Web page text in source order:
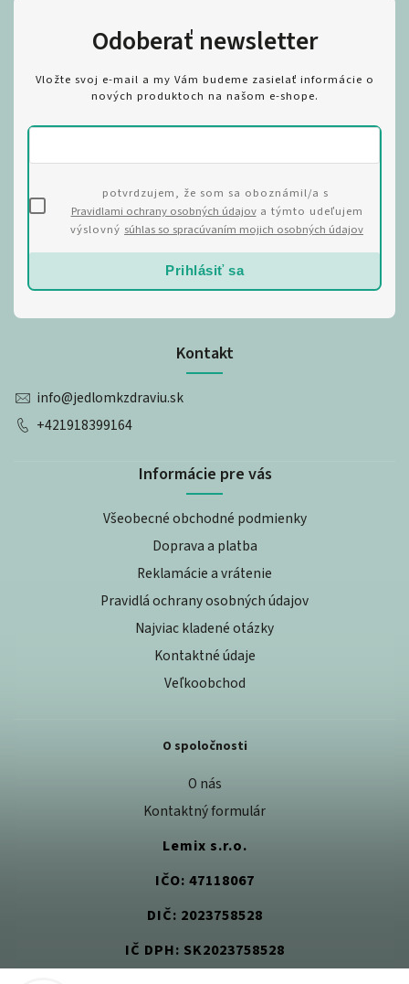
Kontakt
info@jedlomkzdraviu.sk
+421918399164
Informácie pre vás
Všeobecné obchodné podmienky
Doprava a platba
Reklamácie a vrátenie
Pravidlá ochrany osobných údajov
Najviac kladené otázky
Kontaktné údaje
Veľkoobchod
O spoločnosti
O nás
Kontaktný formulár
Lemix s.r.o.
IČO: 47118067
DIČ: 2023758528
IČ DPH: SK2023758528
Odoberať newsletter
Vložte svoj e-mail a my Vám budeme zasielať informácie o
nových produktoch na našom e-shope.
potvrdzujem, že som sa oboznámil/a s
Pravidlami ochrany osobných údajova týmto udeľujem
výslovný súhlas so spracúvaním mojich osobných údajov
Prihlásiť sa